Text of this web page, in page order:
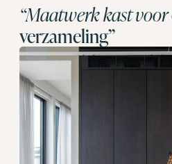
“Maatwerk kast voor
verzameling”